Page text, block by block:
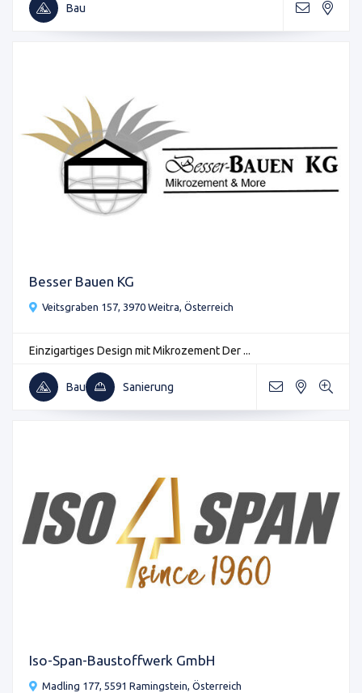
Bau
Besser Bauen KG
Veitsgraben 157, 3970 Weitra, Österreich
Einzigartiges Design mit Mikrozement Der ...
Bau Sanierung
Iso-Span-Baustoffwerk GmbH
Madling 177, 5591 Ramingstein, Österreich